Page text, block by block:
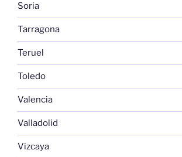
Soria
Tarragona
Teruel
Toledo
Valencia
Valladolid
Vizcaya